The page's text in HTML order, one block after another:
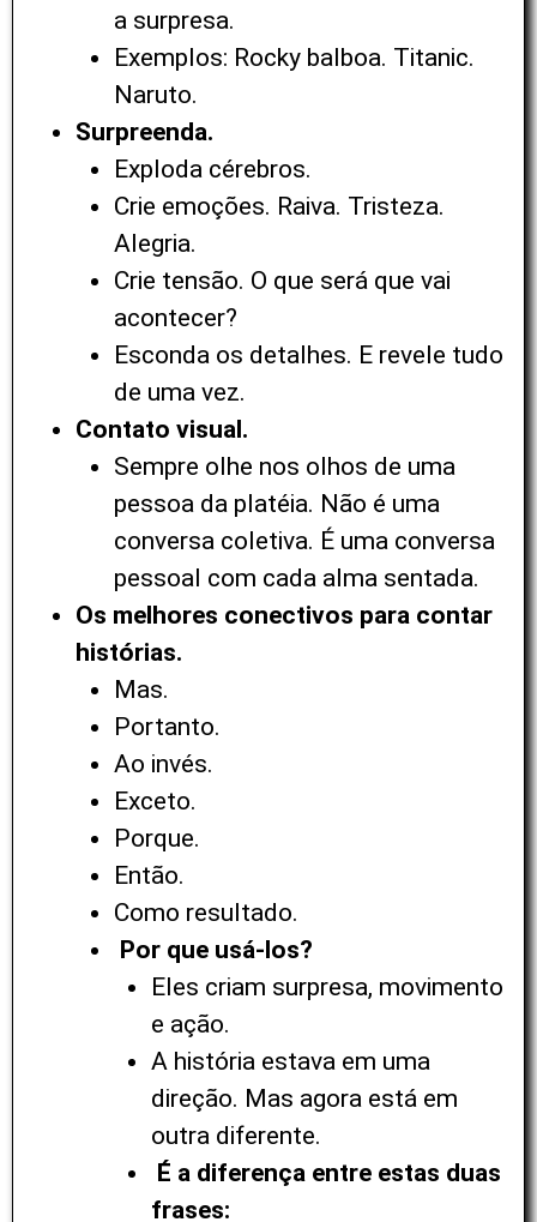
a surpresa.
Exemplos: Rocky balboa. Titanic.
Naruto.
Surpreenda.
Exploda cérebros.
Crie emoções. Raiva. Tristeza.
Alegria.
Crie tensão. O que será que vai
acontecer?
Esconda os detalhes. E revele tudo
de uma vez.
Contato visual.
Sempre olhe nos olhos de uma
pessoa da platéia. Não é uma
conversa coletiva. É uma conversa
pessoal com cada alma sentada.
Os melhores conectivos para contar
histórias.
Mas.
Portanto.
Ao invés.
Exceto.
Porque.
Então.
Como resultado.
Por que usá-los?
Eles criam surpresa, movimento
e ação.
A história estava em uma
direção. Mas agora está em
outra diferente.
É a diferença entre estas duas
frases: